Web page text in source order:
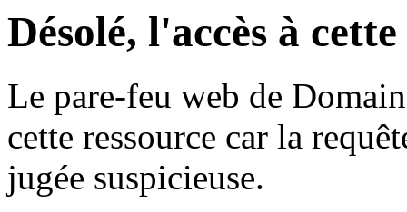
Désolé, l'accès à
Le pare-feu web de
cette ressource car la
jugée suspicieuse.